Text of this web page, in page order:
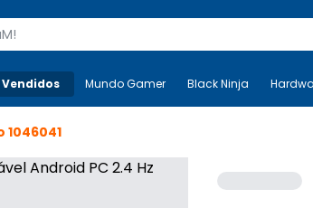
Mais-v- Mundo Gamer Black
Mundo Gamer Black Ninja
1046041